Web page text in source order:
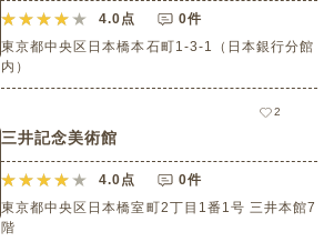
4.0点
0件
東京都中央区日本橋本石町1-3-1（日本銀行分館
内）
2
三井記念美術館
4.0点
0件
東京都中央区日本橋室町2丁目1番1号 三井本館7
階